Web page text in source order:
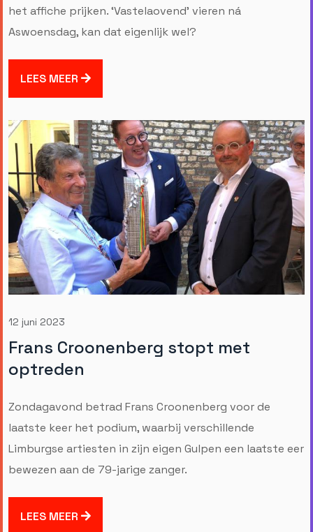
het affiche prijken. ‘Vastelaovend’ vieren ná
Aswoensdag, kan dat eigenlijk wel?
LEES MEER
12 juni 2023
Frans Croonenberg stopt met
optreden
Zondagavond betrad Frans Croonenberg voor de
laatste keer het podium, waarbij verschillende
Limburgse artiesten in zijn eigen Gulpen een laatste eer
bewezen aan de 79-jarige zanger.
LEES MEER